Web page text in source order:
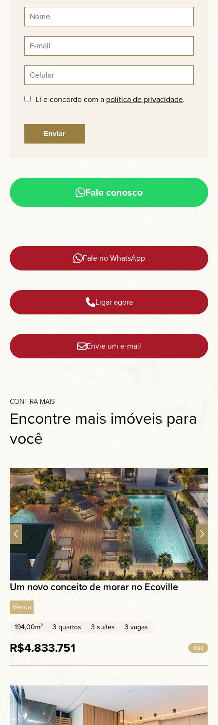
Li e concordo com a política de privacidade.
Fale conosco
Fale no WhatsApp
Ligar agora
Envie um e-mail
CONFIRA MAIS
Encontre mais imóveis para
você
Um novo conceito de morar no Ecoville
Venda
194,00m²
3 quartos 3 suítes 3 vagas
R$4.833.751 1098